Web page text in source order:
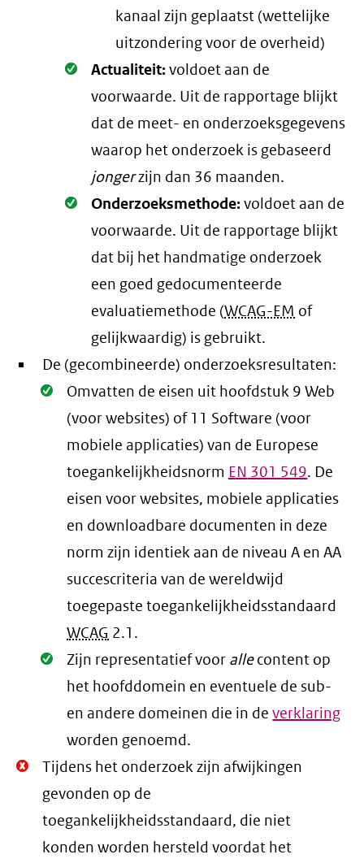
kanaal zijn geplaatst (wettelijke
uitzondering voor de overheid)
Oké.
Actualiteit:voldoet aan de
voorwaarde. Uit de rapportage blijkt
dat de meet- en onderzoeksgegevens
waarop het onderzoek is gebaseerd
jongerzijn dan 36 maanden.
Oké.
Onderzoeksmethode:voldoet aan de
voorwaarde. Uit de rapportage blijkt
dat bij het handmatige onderzoek
een goed gedocumenteerde
evaluatiemethode (WCAG-EM of
gelijkwaardig) is gebruikt.
De (gecombineerde) onderzoeksresultaten:
Oké.
Omvatten de eisen uit hoofdstuk 9 Web
(voor websites) of 11 Software (voor
mobiele applicaties) van de Europese
toegankelijkheidsnorm EN 301 549. De
eisen voor websites, mobiele applicaties
en downloadbare documenten in deze
norm zijn identiek aan de niveau A en AA
succescriteria van de wereldwijd
toegepaste toegankelijkheidsstandaard
WCAG 2.1 .
Oké.
Zijn representatief voor allecontent op
het hoofddomein en eventuele de sub-
en andere domeinen die in deverklaring
worden genoemd.
Niet
Oké.
Tijdens het onderzoek zijn afwijkingen
gevonden op de
toegankelijkheidsstandaard, die niet
konden worden hersteld voordat het